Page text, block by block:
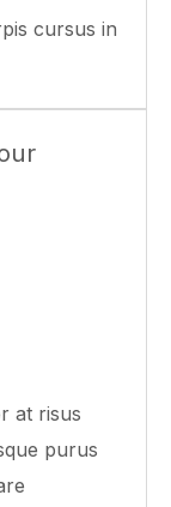
cursus in
at risus
purus